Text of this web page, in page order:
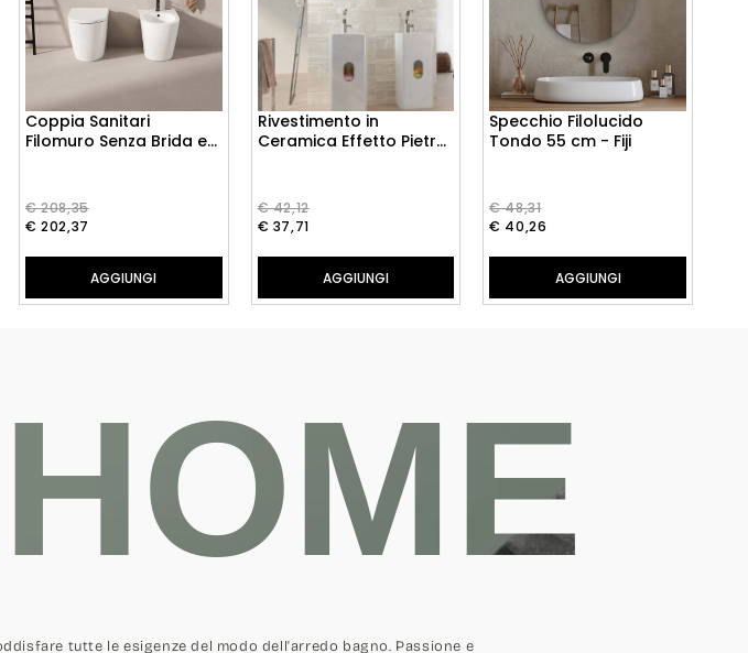
AGGIUNGI
Coppia Sanitari
Filomuro Senza Brida e
56
€ 208,35
€ 202,37
AGGIUNGI
Rivestimento in
Ceramica Effetto Pietra
€ 42,12
€ 37,71
AGGIUNGI
Specchio Filolucido
Tondo 55 cm - Fiji
€ 48,31
€ 40,26
tutte le esigenze del modo dell'arredo bagno. Passione e